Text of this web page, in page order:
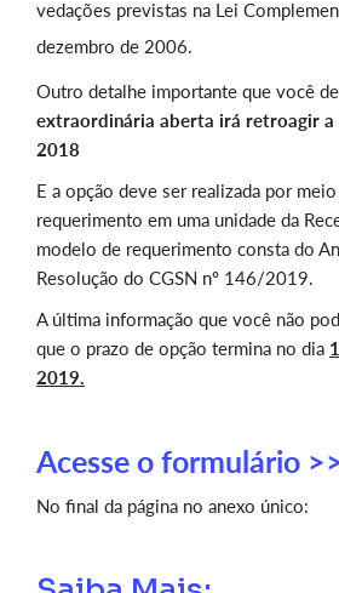
vedações previstas na Lei
dezembro de 2006.
Outro detalhe importante que você
extraordinária aberta irá retroagir a
2018
E a opção deve ser realizada por
requerimento em uma unidade da
modelo de requerimento consta do
Resolução do CGSN nº 146/2019.
A última informação que você não
que o prazo de opção termina no dia
2019.
Acesse o formulário
No final da página no anexo único: